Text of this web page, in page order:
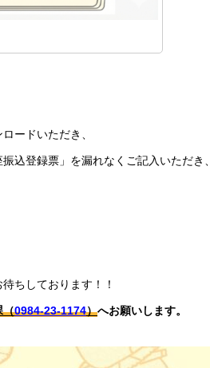
ードいただき、
込登録票」を漏れなくご記入いただき、
ちしております！！
（0984-23-1174）へお願いします。